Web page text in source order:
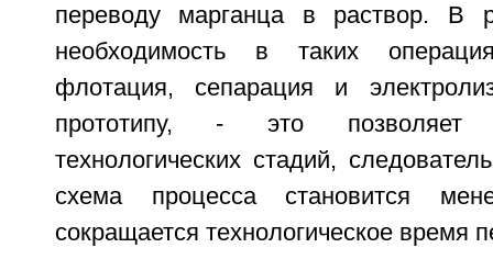
переводу марганца в раствор. В
необходимость в таких
флотация, сепарация и
прототипу, - это позволяет
технологических стадий,
схема процесса становится
сокращается технологическое время